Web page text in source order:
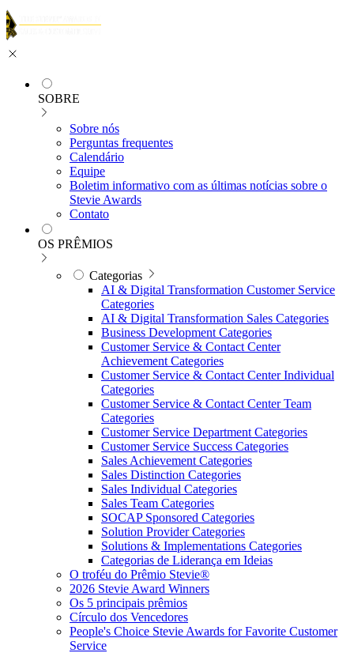
SOBRE
Sobre nós
Perguntas frequentes
Calendário
Equipe
Boletim informativo com as últimas notícias sobre o
Stevie Awards
Contato
OS PRÊMIOS
Categorias
AI & Digital Transformation Customer Service
Categories
AI & Digital Transformation Sales Categories
Business Development Categories
Customer Service & Contact Center
Achievement Categories
Customer Service & Contact Center Individual
Categories
Customer Service & Contact Center Team
Categories
Customer Service Department Categories
Customer Service Success Categories
Sales Achievement Categories
Sales Distinction Categories
Sales Individual Categories
Sales Team Categories
SOCAP Sponsored Categories
Solution Provider Categories
Solutions & Implementations Categories
Categorias de Liderança em Ideias
O troféu do Prêmio Stevie®
2026 Stevie Award Winners
Os 5 principais prêmios
Círculo dos Vencedores
People's Choice Stevie Awards for Favorite Customer
Service